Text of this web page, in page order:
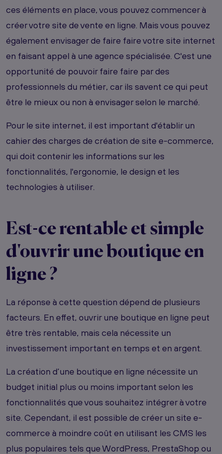
ces éléments en place, vous pouvez commencer à
créer votre site de vente en ligne. Mais vous pouvez
également envisager de faire faire votre site internet
en faisant appel à une agence spécialisée. C'est une
opportunité de pouvoir faire faire par des
professionnels du métier, car ils savent ce qui peut
être le mieux ou non à envisager selon le marché.
Pour le site internet, il est important d'établir un
cahier des charges de création de site e-commerce,
qui doit contenir les informations sur les
fonctionnalités, l'ergonomie, le design et les
technologies à utiliser.
Est-ce rentable et simple
d'ouvrir une boutique en
ligne ?
La réponse à cette question dépend de plusieurs
facteurs. En effet, ouvrir une boutique en ligne peut
être très rentable, mais cela nécessite un
investissement important en temps et en argent.
La création d’une boutique en ligne nécessite un
budget initial plus ou moins important selon les
fonctionnalités que vous souhaitez intégrer à votre
site. Cependant, il est possible de créer un site e-
commerce à moindre coût en utilisant les CMS les
plus populaires tels que WordPress, PrestaShop ou